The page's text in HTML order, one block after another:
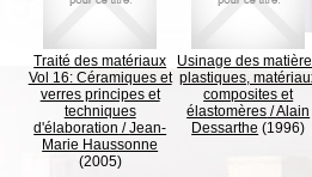
Traité des matériaux
Vol 16: Céramiques et
verres principes et
techniques
d'élaboration /Jean-
Marie Haussonne
(2005)
Usinage des
plastiques,
composites et
élastomères /Alain
Dessarthe (1996)